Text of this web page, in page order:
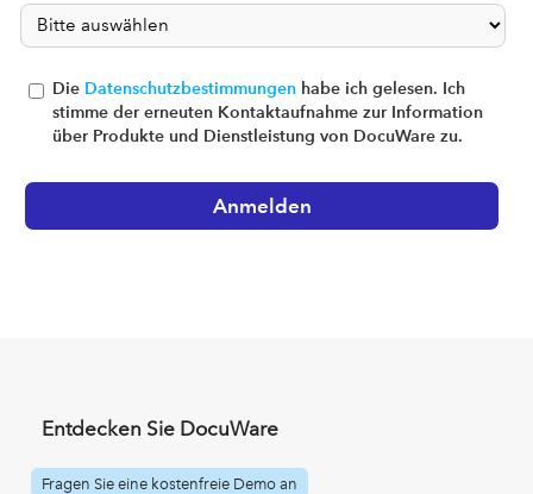
Die Datenschutzbestimmungen habe ich gelesen. Ich
stimme der erneuten Kontaktaufnahme zur Information
über Produkte und Dienstleistung von DocuWare zu.
Entdecken Sie DocuWare
Fragen Sie eine kostenfreie Demo an